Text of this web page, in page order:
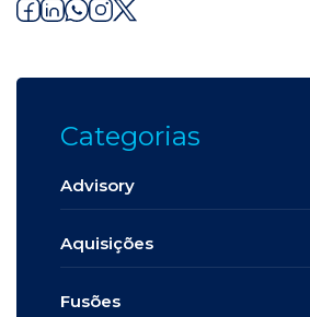
Categorias
Advisory
Aquisições
Fusões